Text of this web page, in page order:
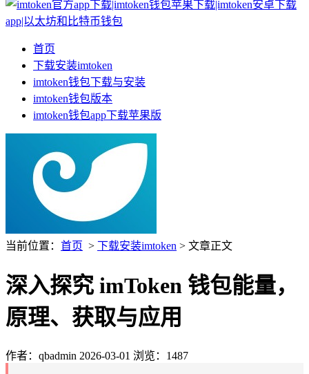
首页
下载安装imtoken
imtoken钱包下载与安装
imtoken钱包版本
imtoken钱包app下载苹果版
当前位置： 首页 > 下载安装imtoken > 文章正文
深入探究 imToken 钱包能量，
原理、获取与应用
作者：qbadmin 2026-03-01 浏览：1487